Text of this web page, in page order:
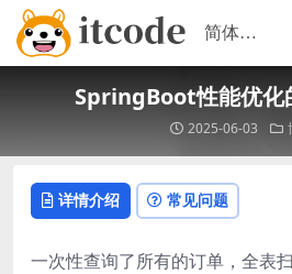
SpringBoot性能优化
2025-06-03
详情介绍 常见问题
一次性查询了所有的订单，全表